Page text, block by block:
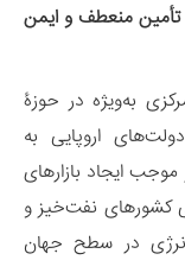
تأمین منعطف و ایمن
به‌ویژه در حوزۀ
اروپایی به
ایجاد بازارهای
کشورهای نفت‌خیز و
در سطح جهان